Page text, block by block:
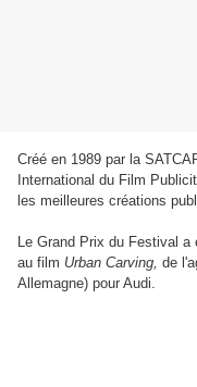
Créé en 1989 par la
International du Film
les meilleures créations
Le Grand Prix du Festival a
au film Urban Carving, de
Allemagne) pour Audi.